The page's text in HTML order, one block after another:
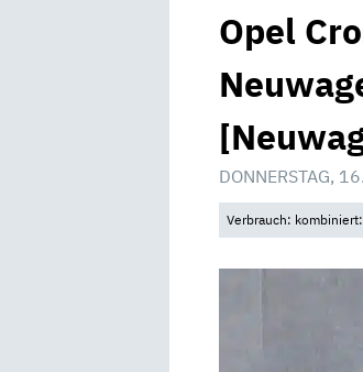
Opel
DONNERSTAG,
Verbrauch: